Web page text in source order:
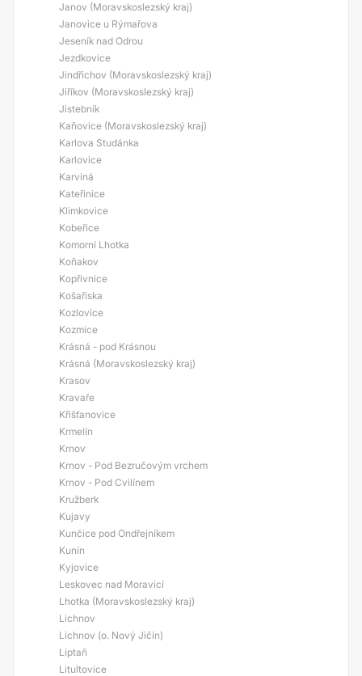
Janov (Moravskoslezský kraj)
Janovice u Rýmařova
Jeseník nad Odrou
Jezdkovice
Jindřichov (Moravskoslezský kraj)
Jiříkov (Moravskoslezský kraj)
Jistebník
Kaňovice (Moravskoslezský kraj)
Karlova Studánka
Karlovice
Karviná
Kateřinice
Klimkovice
Kobeřice
Komorní Lhotka
Koňakov
Kopřivnice
Košařiska
Kozlovice
Kozmice
Krásná - pod Krásnou
Krásná (Moravskoslezský kraj)
Krasov
Kravaře
Křišťanovice
Krmelín
Krnov
Krnov - Pod Bezručovým vrchem
Krnov - Pod Cvilínem
Kružberk
Kujavy
Kunčice pod Ondřejníkem
Kunín
Kyjovice
Leskovec nad Moravicí
Lhotka (Moravskoslezský kraj)
Lichnov
Lichnov (o. Nový Jičín)
Liptaň
Litultovice